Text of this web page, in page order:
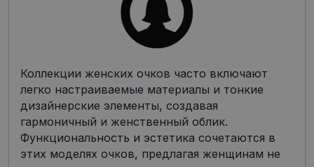
Коллекции женских очков часто включают
легко настраиваемые материалы и тонкие
дизайнерские элементы, создавая
гармоничный и женственный облик.
Функциональность и эстетика сочетаются в
этих моделях очков, предлагая женщинам не